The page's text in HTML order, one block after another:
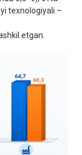
texnologiyali –
etgan.